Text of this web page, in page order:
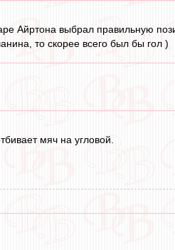
Айртона выбрал правильную
то скорее всего был бы гол )
мяч на угловой.